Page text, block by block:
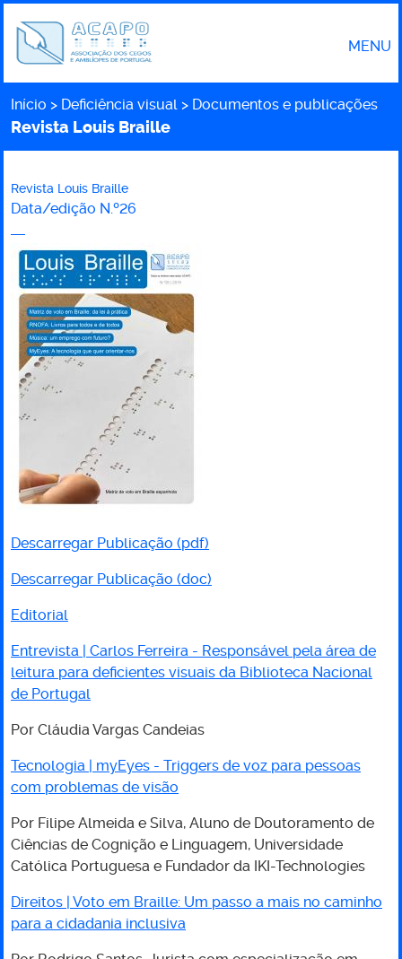
MENU
Caminho
Início Deficiência visual Documentos e publicações
Revista Louis Braille
Revista
Louis
Braille
Revista Louis Braille
Data/edição N.º26
Descarregar Publicação (pdf)
Descarregar Publicação (doc)
Editorial
Entrevista | Carlos Ferreira - Responsável pela área de
leitura para deficientes visuais da Biblioteca Nacional
de Portugal
Por Cláudia Vargas Candeias
Tecnologia | myEyes - Triggers de voz para pessoas
com problemas de visão
Por Filipe Almeida e Silva, Aluno de Doutoramento de
Ciências de Cognição e Linguagem, Universidade
Católica Portuguesa e Fundador da IKI-Technologies
Direitos | Voto em Braille: Um passo a mais no caminho
para a cidadania inclusiva